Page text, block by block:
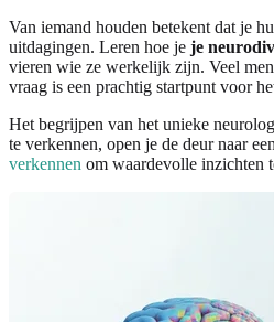
Van iemand houden betekent dat je
uitdagingen. Leren hoe je je
vieren wie ze werkelijk zijn. Veel
vraag is een prachtig startpunt voor
Het begrijpen van het unieke
te verkennen, open je de deur naar
verkennen om waardevolle inzichten